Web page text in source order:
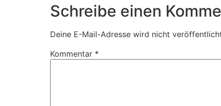
Schreibe einen
Deine E-Mail-Adresse wird nicht
Kommentar *